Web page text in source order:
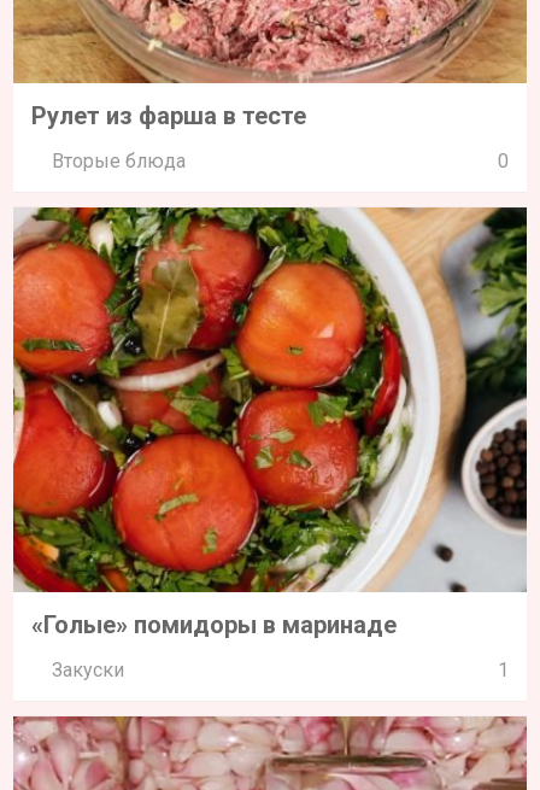
Рулет из фарша в тесте
Вторые блюда 0
«Голые» помидоры в маринаде
Закуски 1